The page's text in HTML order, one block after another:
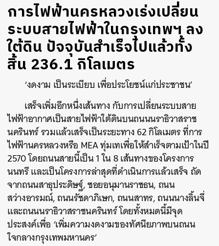
การไฟฟ้านครหลวงเร่งเปลี่ยน
ระบบสายไฟฟ้าในกรุงเทพฯ ลง
ใต้ดิน ปัจจุบันสำเร็จไปแล้วทั้ง
สิ้น 236.1 กิโลเมตร
‘งดงาม เป็นระเบียบ เพื่อประโยชน์แก่ประชาชน’
เสร็จเพิ่มอีกหนึ่งเส้นทาง กับการเปลี่ยนระบบสาย
ไฟฟ้าอากาศเป็นสายไฟฟ้าใต้ดินบนถนนนราธิวาสราช
นครินทร์ รวมแล้วเสร็จเป็นระยะทาง 62 กิโลเมตร ที่การ
ไฟฟ้านครหลวงหรือ MEA ทุ่มเทเพื่อให้สำเร็จตามเป้าในปี
2570 โดยถนนสายนี้เป็น 1 ใน 8 เส้นทางของโครงการ
นนทรี และเป็นโครงการล่าสุดที่ดำเนินการแล้วเสร็จ ถัด
จากถนนสาธุประดิษฐ์, ซอยอนุมานราชธน, ถนน
สว่างอารมณ์, ถนนรัชดาภิเษก, ถนนสาทร, ถนนนางลิ้นจี่
และถนนนราธิวาสราชนครินทร์ โดยทั้งหมดนี้มีจุด
ประสงค์เพื่อ ‘เพิ่มความงดงามของทัศนียภาพบนถนน
ใจกลางกรุงเทพมหานคร’